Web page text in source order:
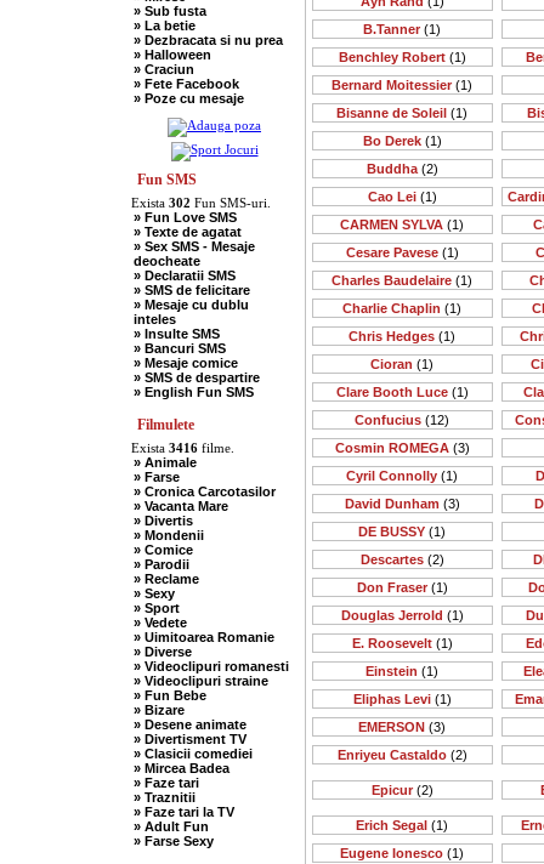
» Religioase
» Romani
» Sadice
» Secretare
» Sefi
» Scotieni
» Seci
» Soacre
» Sport
» Soferi
» Tarani
» Tigani
» Umor Negru
» Vanatori
» Sub fusta
» La betie
» Dezbracata si nu prea
» Halloween
» Craciun
» Fete Facebook
» Poze cu mesaje
Fun SMS
Exista 302 Fun SMS-uri.
» Fun Love SMS
» Texte de agatat
» Sex SMS - Mesaje
deocheate
» Declaratii SMS
» SMS de felicitare
» Mesaje cu dublu
inteles
» Insulte SMS
» Bancuri SMS
» Mesaje comice
» SMS de despartire
» English Fun SMS
Filmulete
Exista 3416filme.
» Animale
» Farse
» Cronica Carcotasilor
» Vacanta Mare
» Divertis
» Mondenii
» Comice
» Parodii
» Reclame
» Sexy
» Sport
» Vedete
» Uimitoarea Romanie
» Diverse
» Videoclipuri romanesti
» Videoclipuri straine
» Fun Bebe
» Bizare
» Desene animate
» Divertisment TV
» Clasicii comediei
» Mircea Badea
» Faze tari
» Traznitii
» Faze tari la TV
» Adult Fun
» Farse Sexy
B.Tanner (1)
Benchley Robert(1)
Bernard Moitessier (1)
Bisanne de Soleil (1)
Bo Derek(1)
Buddha(2)
Cao Lei(1)
CARMEN SYLVA (1)
Cesare Pavese(1)
Charles Baudelaire (1)
Charlie Chaplin (1)
Chris Hedges (1)
Cioran (1)
Clare Booth Luce(1)
Confucius (12)
Cosmin ROMEGA(3)
Cyril Connolly (1)
David Dunham (3)
DE BUSSY (1)
Descartes(2)
Don Fraser(1)
Douglas Jerrold (1)
E. Roosevelt(1)
Einstein (1)
Eliphas Levi(1)
EMERSON (3)
Enriyeu Castaldo(2)
Epicur(2)
Erich Segal (1)
Eugene Ionesco (1)